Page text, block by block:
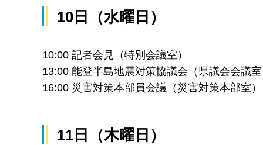
10日（水曜日）
10:00 記者会見（特別会議室）
13:00 能登半島地震対策協議会（県議会会議
16:00 災害対策本部員会議（災害対策本部室）
11日（木曜日）